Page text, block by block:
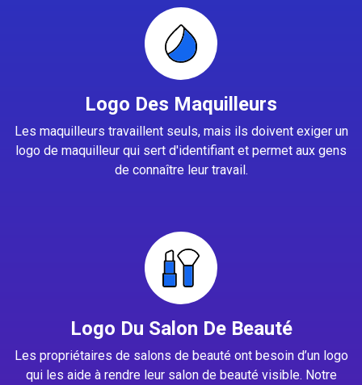
Logo Des Maquilleurs
Les maquilleurs travaillent seuls, mais ils doivent exiger un
logo de maquilleur qui sert d'identifiant et permet aux gens
de connaître leur travail.
Logo Du Salon De Beauté
Les propriétaires de salons de beauté ont besoin d’un logo
qui les aide à rendre leur salon de beauté visible. Notre